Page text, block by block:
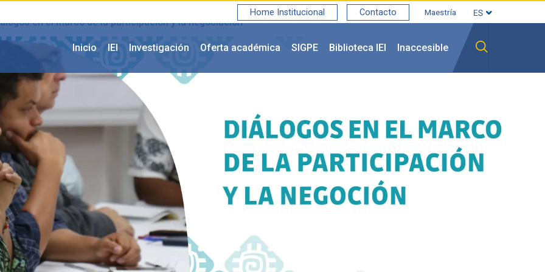
Maestría
Home Institucional Contacto
Inicio IEI Investigación Oferta académica SIGPE Biblioteca IEI Inaccesible
en el marco de la participación y la negociación